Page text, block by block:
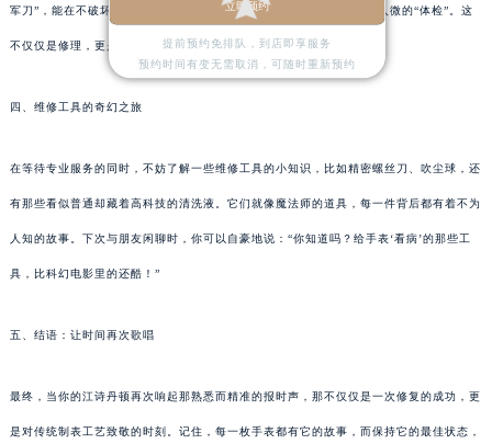
军刀”，能在不破坏任何历史痕迹的情况下，为你的爱表进行一场细致入微的“体检”。这
不仅仅是修理，更是一种尊重和传承。
四、维修工具的奇幻之旅
在等待专业服务的同时，不妨了解一些维修工具的小知识，比如精密螺丝刀、吹尘球，还
有那些看似普通却藏着高科技的清洗液。它们就像魔法师的道具，每一件背后都有着不为
人知的故事。下次与朋友闲聊时，你可以自豪地说：“你知道吗？给手表‘看病’的那些工
具，比科幻电影里的还酷！”
五、结语：让时间再次歌唱
最终，当你的江诗丹顿再次响起那熟悉而精准的报时声，那不仅仅是一次修复的成功，更
是对传统制表工艺致敬的时刻。记住，每一枚手表都有它的故事，而保持它的最佳状态，
立即预约
提前预约免排队，到店即享服务
预约时间有变无需取消，可随时重新预约